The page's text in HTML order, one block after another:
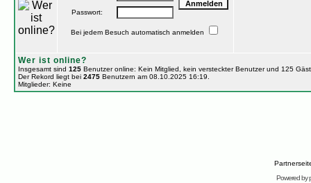
Passwort:
Bei jedem Besuch automatisch anmelden
Wer ist online?
Insgesamt sind 125Benutzer online: Kein Mitglied, kein versteckter Benutzer und 125
Der Rekord liegt bei 2475Benutzern am 08.10.2025 16:19.
Mitglieder: Keine
Powered by